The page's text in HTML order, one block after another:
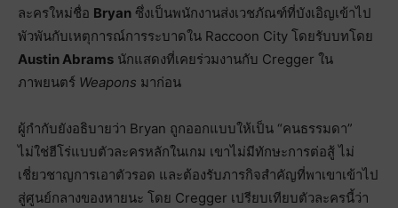
ละครใหม่ชื่อ Bryan ซึ่งเป็นพนักงานส่งเวชภัณฑ์ที่บังเอิญเข้าไป
พัวพันกับเหตุการณ์การระบาดใน Raccoon City โดยรับบทโดย
Austin Abrams นักแสดงที่เคยร่วมงานกับ Cregger ใน
ภาพยนตร์ Weapons มาก่อน
ผู้กำกับยังอธิบายว่า Bryan ถูกออกแบบให้เป็น “คนธรรมดา”
ไม่ใช่ฮีโร่แบบตัวละครหลักในเกม เขาไม่มีทักษะการต่อสู้ ไม่
เชี่ยวชาญการเอาตัวรอด และต้องรับภารกิจสำคัญที่พาเขาเข้าไป
สู่ศูนย์กลางของหายนะ โดย Cregger เปรียบเทียบตัวละครนี้ว่า